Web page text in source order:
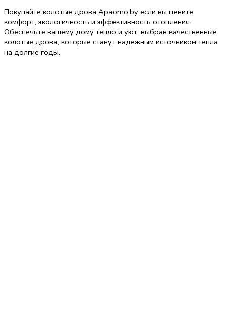
Покупайте колотые дрова Apaomo.by если вы цените
комфорт, экологичность и эффективность отопления.
Обеспечьте вашему дому тепло и уют, выбрав качественные
колотые дрова, которые станут надежным источником тепла
на долгие годы.